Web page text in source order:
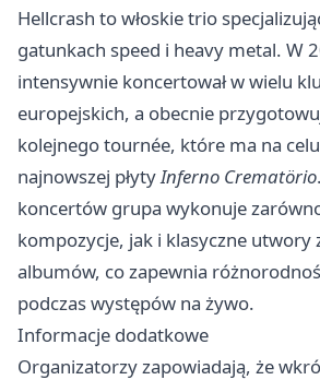
Hellcrash to włoskie trio
gatunkach speed i heavy metal. W
intensywnie koncertował w wielu
europejskich, a obecnie
kolejnego tournée, które ma na
najnowszej płytyInferno Crematörio
koncertów grupa wykonuje
kompozycje, jak i klasyczne utwory
albumów, co zapewnia
podczas występów na żywo.
Informacje dodatkowe
Organizatorzy zapowiadają, że